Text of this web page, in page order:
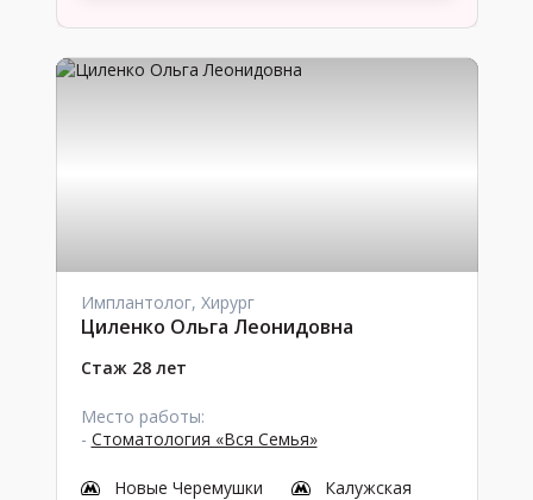
Имплантолог, Хирург
Циленко Ольга Леонидовна
Стаж 28 лет
Место работы:
- Стоматология «Вся Семья»
Новые Черемушки
Калужская